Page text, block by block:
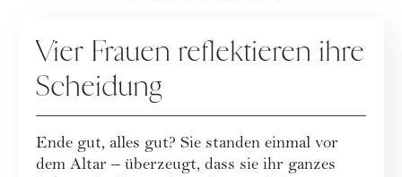
Vier Frauen reflektieren ihre
Scheidung
Ende gut, alles gut? Sie standen einmal vor
dem Altar – überzeugt, dass sie ihr ganzes